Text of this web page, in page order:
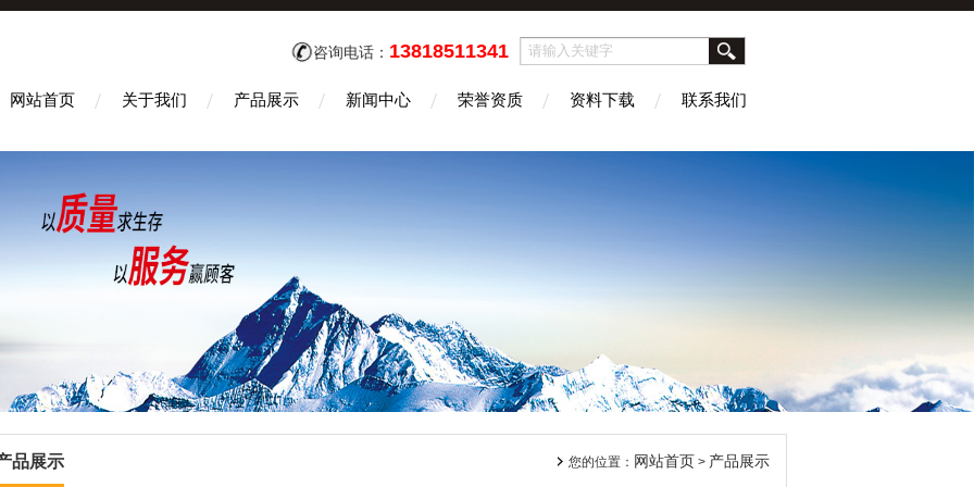
咨询电话： 13818511341
网站首页 关于我们 产品展示 新闻中心 荣誉资质 资料下载 联系我们
品展示 您的位置： 网站首页 > 产品展示